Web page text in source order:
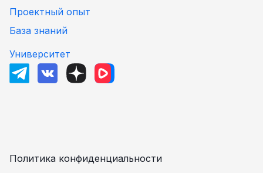
Проектный опыт
База знаний
Университет
Политика конфиденциальности